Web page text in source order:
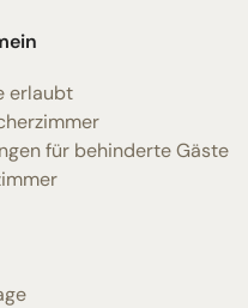
erlaubt
für behinderte Gäste